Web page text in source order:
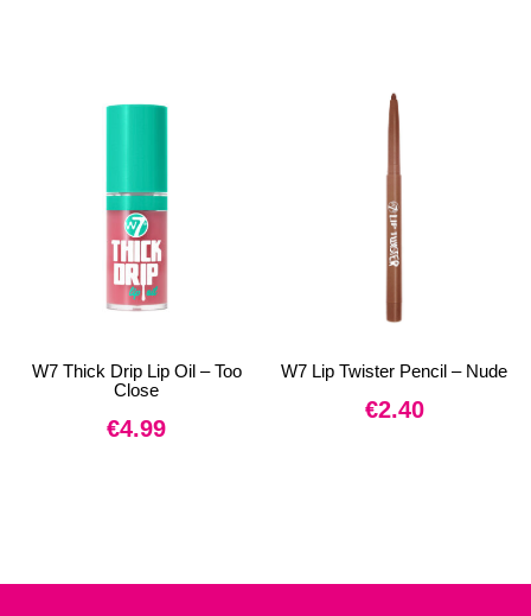
W7 Thick Drip Lip Oil – Too
Close
€4.99
W7 Lip Twister Pencil – Nude
€2.40